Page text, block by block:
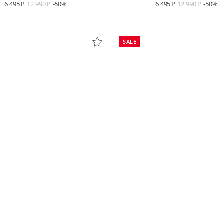
6 495
12 990 -50%
6 495
12 990 -50%
SALE